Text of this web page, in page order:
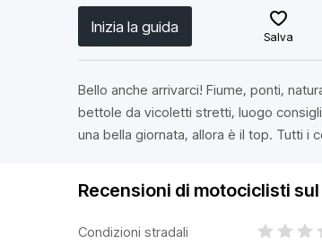
Inizia la guida
Salva
Bello anche arrivarci! Fiume, ponti,
bettole da vicoletti stretti, luogo
una bella giornata, allora è il top. Tutti i
Recensioni di motociclisti
Condizioni stradali